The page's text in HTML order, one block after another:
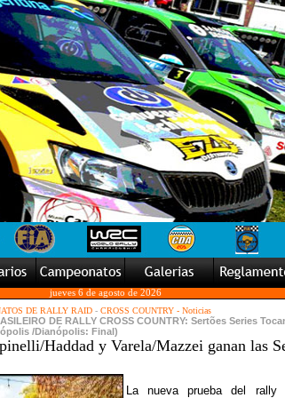
jueves 6 de agosto de 2026
DE RALLY RAID- CROSS COUNTRY - Noticias
DE RALLY CROSS COUNTRY: Sertões Series
/Dianópolis: Final)
Haddad y Varela/Mazzei ganan las
La nueva prueba del